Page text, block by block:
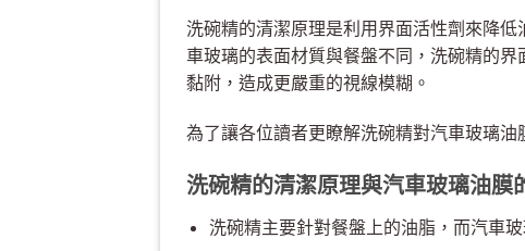
洗碗精的清潔原理是利用界面活性劑來降
車玻璃的表面材質與餐盤不同，洗碗精的
黏附，造成更嚴重的視線模糊。
為了讓各位讀者更瞭解洗碗精對汽車玻璃油
洗碗精的清潔原理與汽車玻璃油膜
洗碗精主要針對餐盤上的油脂，而汽車